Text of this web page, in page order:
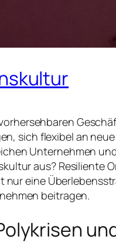
sich flexibel an
Unternehmen
aus? Resiliente
nur eine
beitragen.